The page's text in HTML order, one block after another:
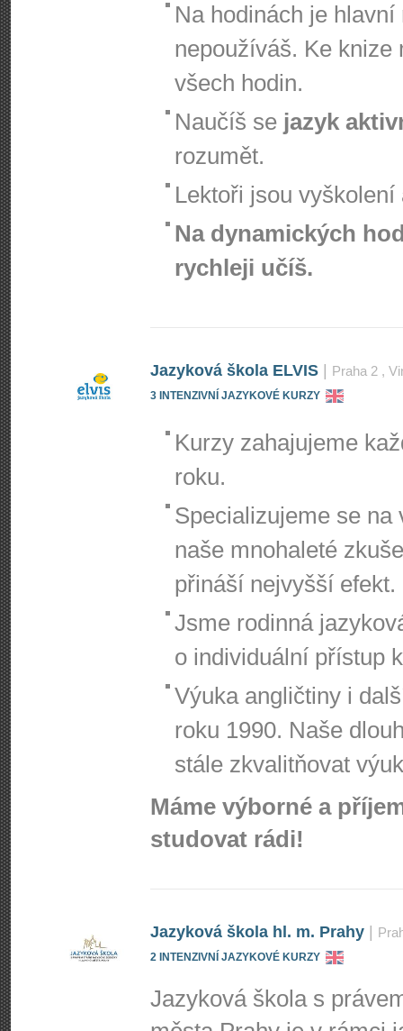
Na hodinách je hlavní
nepoužíváš. Ke
všech hodin.
Naučíš se jazyk
rozumět.
Lektoři jsou
Na dynamických
rychleji učíš.
Jazyková škola ELVIS Praha 2 ,
3 INTENZIVNÍ JAZYKOVÉ KURZY
Kurzy zahajujeme
roku.
Specializujeme se na
naše mnohaleté
přináší nejvyšší efekt.
Jsme rodinná
o individuální přístup
Výuka angličtiny i
roku 1990. Naše
stále zkvalitňovat
Máme výborné a
studovat rádi!
Jazyková škola hl. m. Prahy
2 INTENZIVNÍ JAZYKOVÉ KURZY
Jazyková škola s